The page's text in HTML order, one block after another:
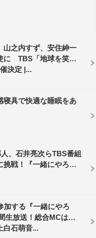
山之内すず、安住紳一
に TBS「地球を笑顔
決定 |...
寝具で快適な睡眠をあ
、石井亮次らTBS番組
挑戦！『一緒にやろ
加する『一緒にやろ
生放送！総合MCはバ
白石萌音...